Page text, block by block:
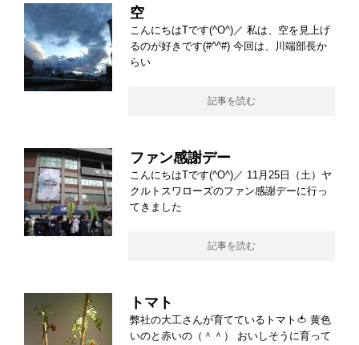
空
こんにちはTです(^O^)／ 私は、空を見上げ
るのが好きです(#^^#) 今回は、川端部長か
らい
記事を読む
ファン感謝デー
こんにちはTです(^O^)／ 11月25日（土）ヤ
クルトスワローズのファン感謝デーに行っ
てきました
記事を読む
トマト
弊社の大工さんが育てているトマト🍅 黄色
いのと赤いの（＾＾） おいしそうに育って